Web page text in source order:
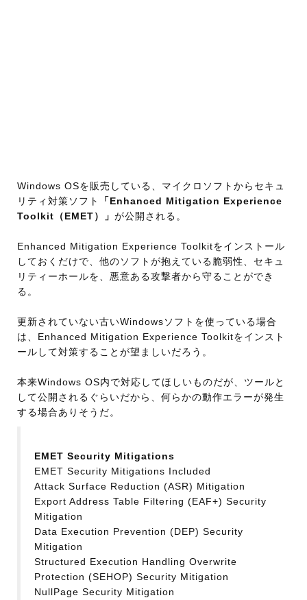
Windows OSを販売している、マイクロソフトからセキュ
リティ対策ソフト
「Enhanced Mitigation Experience
Toolkit（EMET）」 が公開される。
Enhanced Mitigation Experience Toolkitをインストール
しておくだけで、他のソフトが抱えている脆弱性、セキュ
リティーホールを、悪意ある攻撃者から守ることができ
る。
更新されていない古いWindowsソフトを使っている場合
は、Enhanced Mitigation Experience Toolkitをインスト
ールして対策することが望ましいだろう。
本来Windows OS内で対応してほしいものだが、ツールと
して公開されるぐらいだから、何らかの動作エラーが発生
する場合ありそうだ。
EMET Security Mitigations
EMET Security Mitigations Included
Attack Surface Reduction (ASR) Mitigation
Export Address Table Filtering (EAF+) Security
Mitigation
Data Execution Prevention (DEP) Security
Mitigation
Structured Execution Handling Overwrite
Protection (SEHOP) Security Mitigation
NullPage Security Mitigation